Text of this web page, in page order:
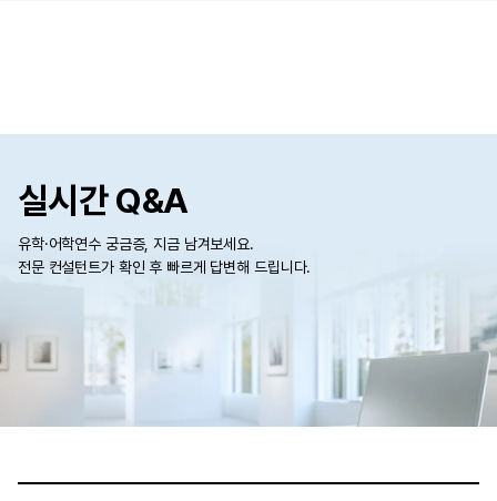
실시간 Q&A
유학·어학연수 궁금증, 지금 남겨보세요.
전문 컨설턴트가 확인 후 빠르게 답변해 드립니다.